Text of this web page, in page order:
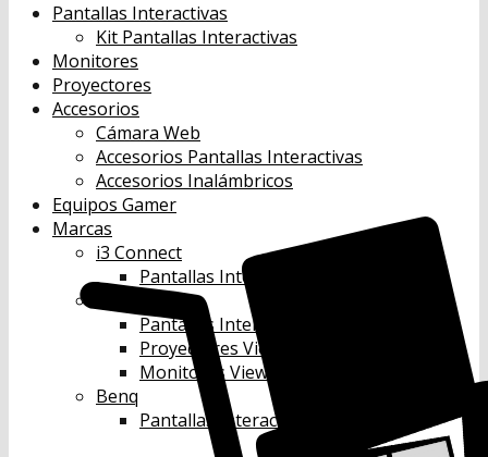
Pantallas Interactivas
Kit Pantallas Interactivas
Monitores
Proyectores
Accesorios
Cámara Web
Accesorios Pantallas Interactivas
Accesorios Inalámbricos
Equipos Gamer
Marcas
i3 Connect
Pantallas Interactivas i3 Connect
Pantallas Interactivas Viewsonic
Proyectores Viewsonic
Monitores Viewsonic
Benq
Pantallas Interactivas Benq